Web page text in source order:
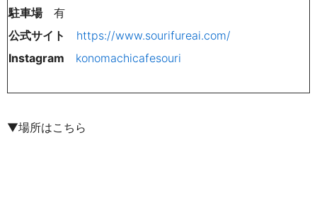
駐車場有
公式サイト
https://www.sourifureai.com/
Instagram konomachicafesouri
▼場所はこちら